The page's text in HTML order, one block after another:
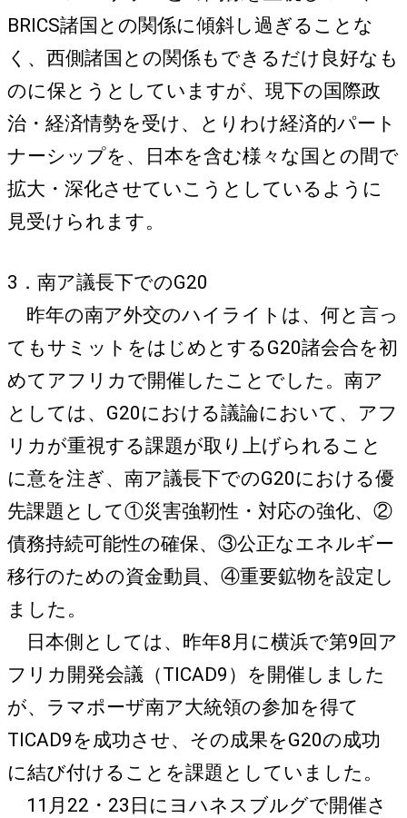
BRICS諸国との関係に傾斜し過ぎることな
く、西側諸国との関係もできるだけ良好なも
のに保とうとしていますが、現下の国際政
治・経済情勢を受け、とりわけ経済的パート
ナーシップを、日本を含む様々な国との間で
拡大・深化させていこうとしているように
見受けられます。
3．南ア議長下でのG20
昨年の南ア外交のハイライトは、何と言っ
てもサミットをはじめとするG20諸会合を初
めてアフリカで開催したことでした。南ア
としては、G20における議論において、アフ
リカが重視する課題が取り上げられること
に意を注ぎ、南ア議長下でのG20における優
先課題として①災害強靭性・対応の強化、②
債務持続可能性の確保、③公正なエネルギー
移行のための資金動員、④重要鉱物を設定し
ました。
日本側としては、昨年8月に横浜で第9回ア
フリカ開発会議（TICAD9）を開催しました
が、ラマポーザ南ア大統領の参加を得て
TICAD9を成功させ、その成果をG20の成功
に結び付けることを課題としていました。
11月22・23日にヨハネスブルグで開催さ